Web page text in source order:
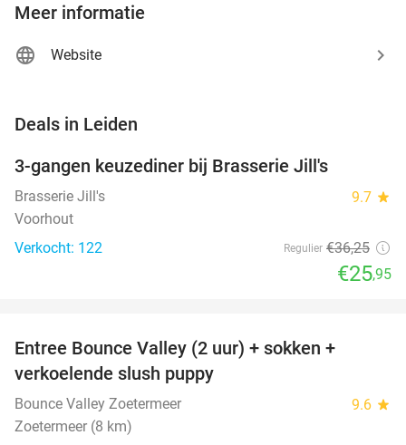
Meer informatie
Website
Deals in Leiden
3-gangen keuzediner bij Brasserie Jill's
Brasserie Jill's 9.7 star
Voorhout
Verkocht: 122
Regulier €36,25
€25,95
Entree Bounce Valley (2 uur) + sokken +
verkoelende slush puppy
Bounce Valley Zoetermeer 9.6 star
Zoetermeer (8 km)